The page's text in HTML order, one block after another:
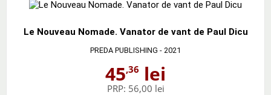
Le Nouveau Nomade. Vanator de vant de Paul Dicu
PREDA PUBLISHING - 2021
45,36 lei
PRP: 56,00 lei